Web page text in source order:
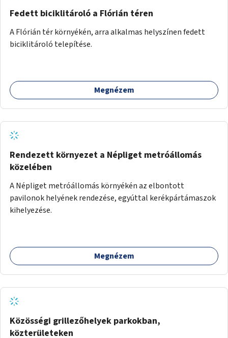
Fedett biciklitároló a Flórián téren
A Flórián tér környékén, arra alkalmas helyszínen fedett
biciklitároló telepítése.
Megnézem
Rendezett környezet a Népliget metróállomás
közelében
A Népliget metróállomás környékén az elbontott
pavilonok helyének rendezése, egyúttal kerékpártámaszok
kihelyezése.
Megnézem
Közösségi grillezőhelyek parkokban,
közterületeken